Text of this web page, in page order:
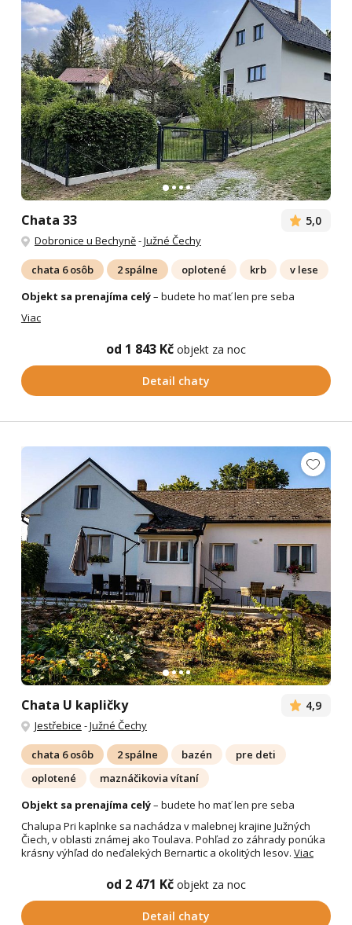
Chata 33 5,0
Dobronice u Bechyně-Južné Čechy
chata 6 osôb 2 spálne oplotené krb
v lese
Objekt sa prenajíma celý– budete ho mať len pre seba
Viac
od 1 843 Kč objekt za noc
Detail chaty
Chata U kapličky 4,9
Jestřebice -Južné Čechy
chata 6 osôb 2 spálne bazén
pre deti
oplotené
maznáčikovia vítaní
Objekt sa prenajíma celý– budete ho mať len pre seba
Chalupa Pri kaplnke sa nachádza v malebnej krajine Južných
Čiech, v oblasti známej ako Toulava. Pohľad zo záhrady ponúka
krásny výhľad do neďalekých Bernartic a okolitých lesov. Viac
od 2 471 Kč objekt za noc
Detail chaty